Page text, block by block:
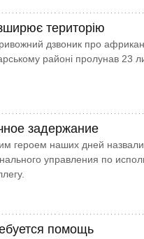
територію
дзвоник про
районі пролунав 23
задержание
героем наших дней
управления по
помощь